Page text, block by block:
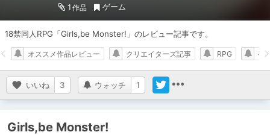
1 作品 ゲーム
18禁同人RPG「Girls,be Monster!」のレビュー記事です。
いいね 3 ウォッチ 1
オススメ作品レビュー クリエイターズ記事 RPG ゲ
Girls,be Monster!